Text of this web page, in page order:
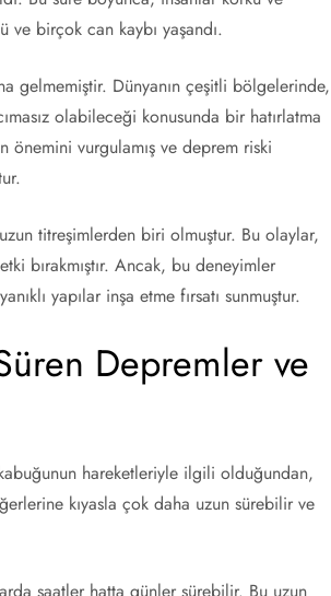
ve birçok can kaybı yaşandı.
gelmemiştir. Dünyanın çeşitli bölgelerinde,
olabileceği konusunda bir hatırlatma
önemini vurgulamış ve deprem riski
uzun titreşimlerden biri olmuştur. Bu olaylar,
bırakmıştır. Ancak, bu deneyimler
yapılar inşa etme fırsatı sunmuştur.
Depremler ve
hareketleriyle ilgili olduğundan,
kıyasla çok daha uzun sürebilir ve